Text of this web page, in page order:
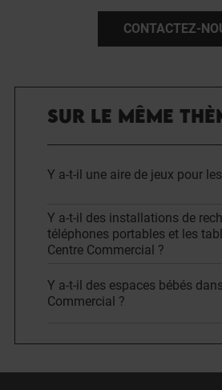
CONTACTEZ-
SUR LE MÊME
Y a-t-il une aire de jeux pour
Y a-t-il des installations de
téléphones portables et les
Centre Commercial ?
Y a-t-il des espaces bébés
Commercial ?